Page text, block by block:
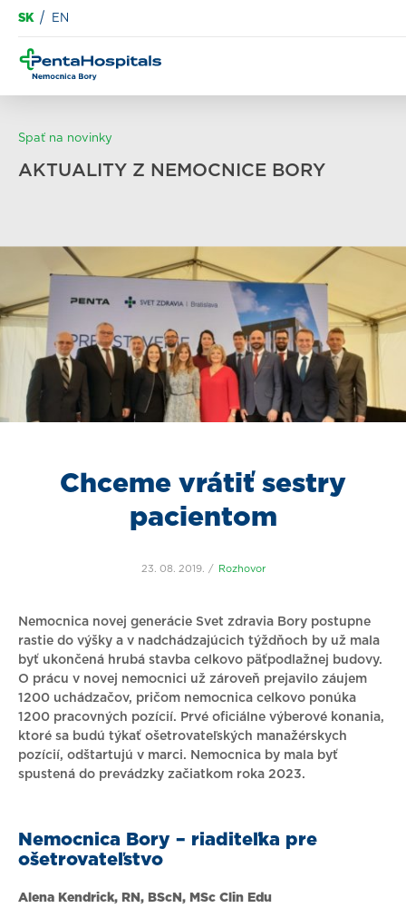
SK EN
Spať na novinky
AKTUALITY Z NEMOCNICE BORY
Chceme vrátiť sestry
pacientom
23. 08. 2019. Rozhovor
Nemocnica novej generácie Svet zdravia Bory postupne
rastie do výšky a v nadchádzajúcich týždňoch by už mala
byť ukončená hrubá stavba celkovo päťpodlažnej budovy.
O prácu v novej nemocnici už zároveň prejavilo záujem
1200 uchádzačov, pričom nemocnica celkovo ponúka
1200 pracovných pozícií. Prvé oficiálne výberové konania,
ktoré sa budú týkať ošetrovateľských manažérskych
pozícií, odštartujú v marci. Nemocnica by mala byť
spustená do prevádzky začiatkom roka 2023.
Nemocnica Bory – riaditeľka pre
ošetrovateľstvo
Alena Kendrick, RN, BScN, MSc Clin Edu